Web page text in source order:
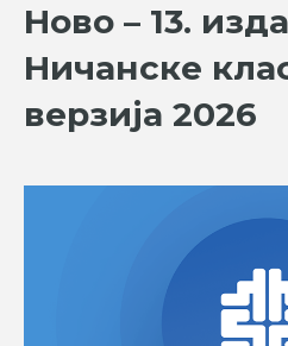
Ново – 13.
Ничанске
верзија 2026